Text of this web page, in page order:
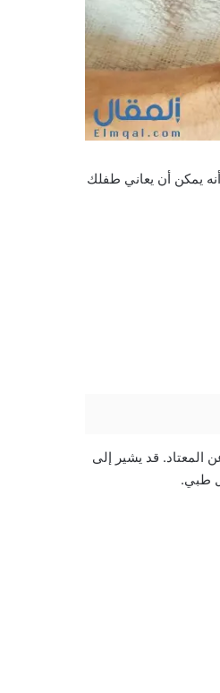
يمكن أن يعاني طفلك
قد يشير إلى
طبي.